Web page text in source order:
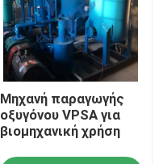
Μηχανή παραγωγής
οξυγόνου VPSA για
βιομηχανική χρήση